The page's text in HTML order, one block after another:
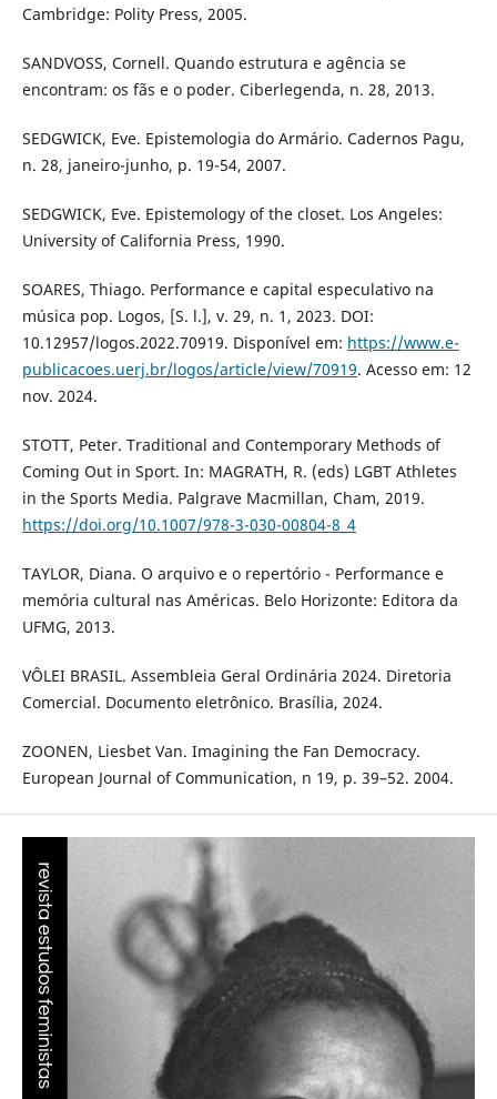
Cambridge: Polity Press, 2005.
SANDVOSS, Cornell. Quando estrutura e agência se
encontram: os fãs e o poder. Ciberlegenda, n. 28, 2013.
SEDGWICK, Eve. Epistemologia do Armário. Cadernos Pagu,
n. 28, janeiro-junho, p. 19-54, 2007.
SEDGWICK, Eve. Epistemology of the closet. Los Angeles:
University of California Press, 1990.
SOARES, Thiago. Performance e capital especulativo na
música pop. Logos, [S. l.], v. 29, n. 1, 2023. DOI:
10.12957/logos.2022.70919. Disponível em: https://www.e-
publicacoes.uerj.br/logos/article/view/70919. Acesso em: 12
nov. 2024.
STOTT, Peter. Traditional and Contemporary Methods of
Coming Out in Sport. In: MAGRATH, R. (eds) LGBT Athletes
in the Sports Media. Palgrave Macmillan, Cham, 2019.
https://doi.org/10.1007/978-3-030-00804-8_4
TAYLOR, Diana. O arquivo e o repertório - Performance e
memória cultural nas Américas. Belo Horizonte: Editora da
UFMG, 2013.
VÔLEI BRASIL. Assembleia Geral Ordinária 2024. Diretoria
Comercial. Documento eletrônico. Brasília, 2024.
ZOONEN, Liesbet Van. Imagining the Fan Democracy.
European Journal of Communication, n 19, p. 39–52. 2004.